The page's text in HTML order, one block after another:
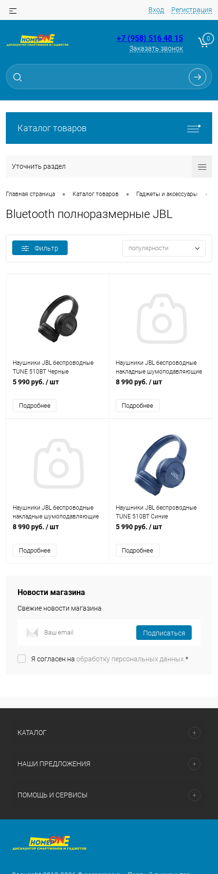
Вход Регистрация
+7 (958) 516 48 15
Заказать звонок
0
Каталог товаров
Уточнить раздел
Главная страница • Каталог товаров • Гаджеты и аксессуары •
Bluetooth полноразмерные JBL
Фильтр популярности
Наушники JBL беспроводные
TUNE 510BT Черные
5 990 руб. / шт
Подробнее
Наушники JBL беспроводные
накладные шумоподавляющие
Tune 660BT NC Синие
8 990 руб. / шт
Подробнее
Наушники JBL беспроводные
накладные шумоподавляющие
Tune 660BT NC Черные
8 990 руб. / шт
Подробнее
Наушники JBL беспроводные
TUNE 510BT Синие
5 990 руб. / шт
Подробнее
Новости магазина
Свежие новости магазина
Подписаться
Я согласен на обработку персональных данных.*
КАТАЛОГ
НАШИ ПРЕДЛОЖЕНИЯ
ПОМОЩЬ И СЕРВИСЫ